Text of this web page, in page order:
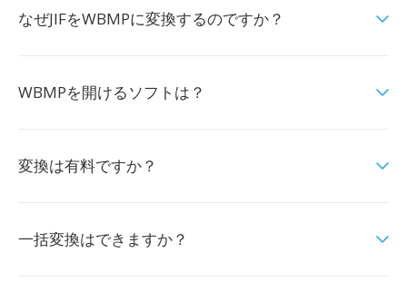
なぜJIFをWBMPに変換するのですか？
WBMPを開けるソフトは？
変換は有料ですか？
一括変換はできますか？